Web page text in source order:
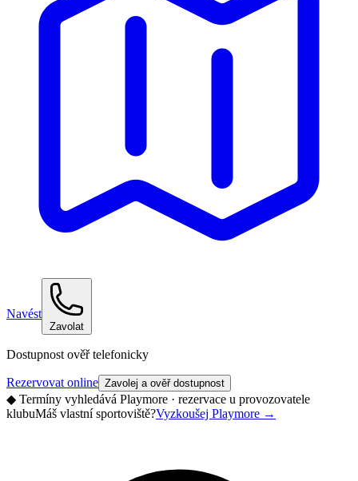
Navést
Zavolat
Dostupnost ověř telefonicky
Rezervovat online Zavolej a ověř dostupnost
◆ Termíny vyhledává Playmore · rezervace u provozovatele
klubuMáš vlastní sportoviště?Vyzkoušej Playmore →